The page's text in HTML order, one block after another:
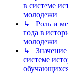
в системе
молодежи
↳ Роль и
года в
молодежи
↳ Значение
системе